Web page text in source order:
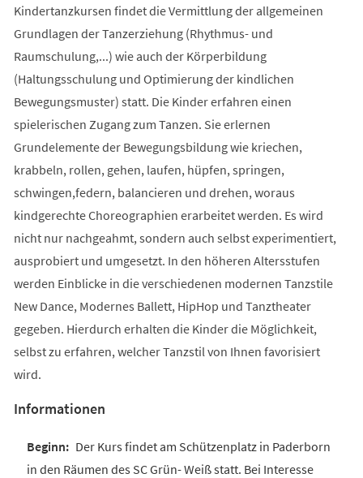
Kindertanzkursen findet die Vermittlung der allgemeinen
Grundlagen der Tanzerziehung (Rhythmus- und
Raumschulung,...) wie auch der Körperbildung
(Haltungsschulung und Optimierung der kindlichen
Bewegungsmuster) statt. Die Kinder erfahren einen
spielerischen Zugang zum Tanzen. Sie erlernen
Grundelemente der Bewegungsbildung wie kriechen,
krabbeln, rollen, gehen, laufen, hüpfen, springen,
schwingen,federn, balancieren und drehen, woraus
kindgerechte Choreographien erarbeitet werden. Es wird
nicht nur nachgeahmt, sondern auch selbst experimentiert,
ausprobiert und umgesetzt. In den höheren Altersstufen
werden Einblicke in die verschiedenen modernen Tanzstile
New Dance, Modernes Ballett, HipHop und Tanztheater
gegeben. Hierdurch erhalten die Kinder die Möglichkeit,
selbst zu erfahren, welcher Tanzstil von Ihnen favorisiert
wird.
Informationen
Der Kurs findet am Schützenplatz in Paderborn
in den Räumen des SC Grün- Weiß statt. Bei Interesse